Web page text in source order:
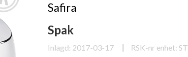
Safira
Spak
Inlagd: 2017-03-17 RSK-nr enhet: ST